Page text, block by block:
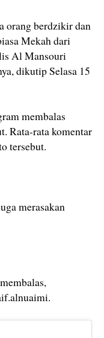
orang berdzikir dan
Mekah dari
Al Mansouri
dikutip Selasa 15
membalas
Rata-rata komentar
tersebut.
merasakan